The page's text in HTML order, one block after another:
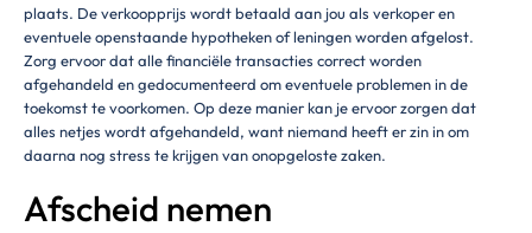
plaats. De verkoopprijs wordt betaald aan jou als verkoper en
eventuele openstaande hypotheken of leningen worden afgelost.
Zorg ervoor dat alle financiële transacties correct worden
afgehandeld en gedocumenteerd om eventuele problemen in de
toekomst te voorkomen. Op deze manier kan je ervoor zorgen dat
alles netjes wordt afgehandeld, want niemand heeft er zin in om
daarna nog stress te krijgen van onopgeloste zaken.
Afscheid nemen